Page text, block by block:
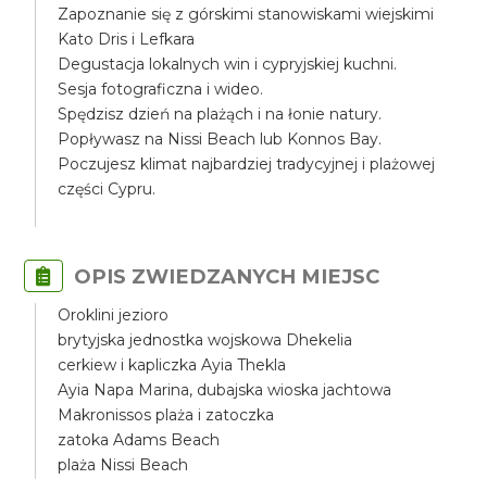
Zapoznanie się z górskimi stanowiskami wiejskimi
Kato Dris i Lefkara
Degustacja lokalnych win i cypryjskiej kuchni.
Sesja fotograficzna i wideo.
Spędzisz dzień na plażąch i na łonie natury.
Popływasz na Nissi Beach lub Konnos Bay.
Poczujesz klimat najbardziej tradycyjnej i plażowej
części Cypru.
OPIS ZWIEDZANYCH MIEJSC
Oroklini jezioro
brytyjska jednostka wojskowa Dhekelia
cerkiew i kapliczka Ayia Thekla
Ayia Napa Marina, dubajska wioska jachtowa
Makronissos plaża i zatoczka
zatoka Adams Beach
plaża Nissi Beach